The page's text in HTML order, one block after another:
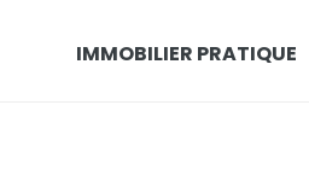
IMMOBILIER PRATIQUE